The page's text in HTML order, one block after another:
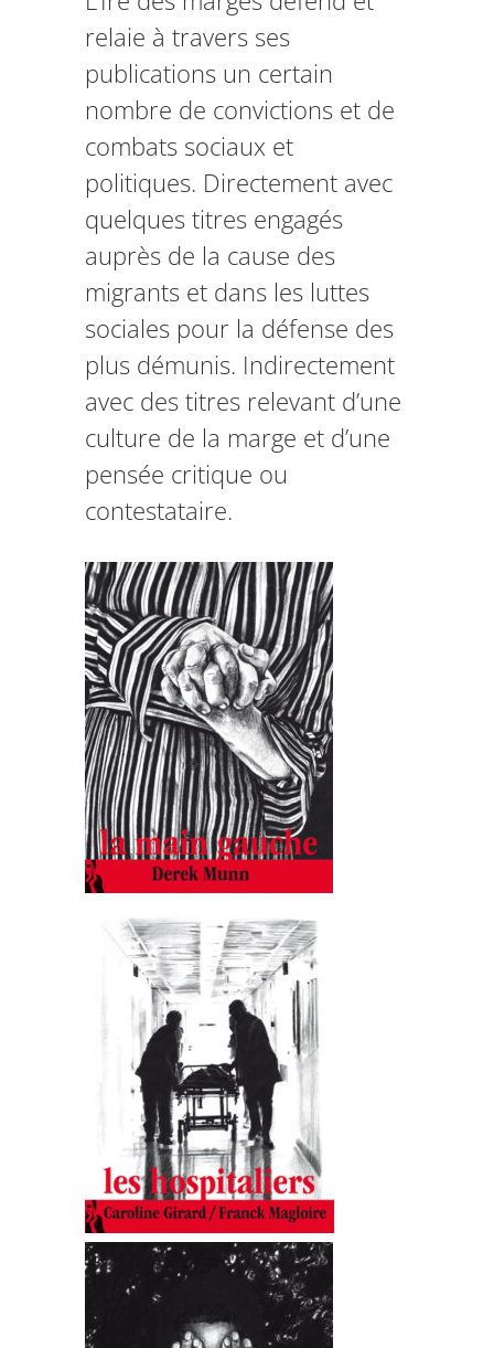
relaie à travers ses
publications un certain
nombre de convictions et de
combats sociaux et
politiques. Directement avec
quelques titres engagés
auprès de la cause des
migrants et dans les luttes
sociales pour la défense des
plus démunis. Indirectement
avec des titres relevant d’une
culture de la marge et d’une
pensée critique ou
contestataire.